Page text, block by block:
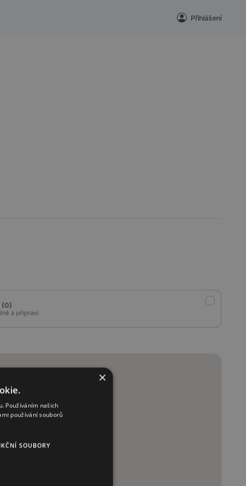
Přihlášení
(0)
a připraví
×
Používáním našich
používání souborů
SOUBORY